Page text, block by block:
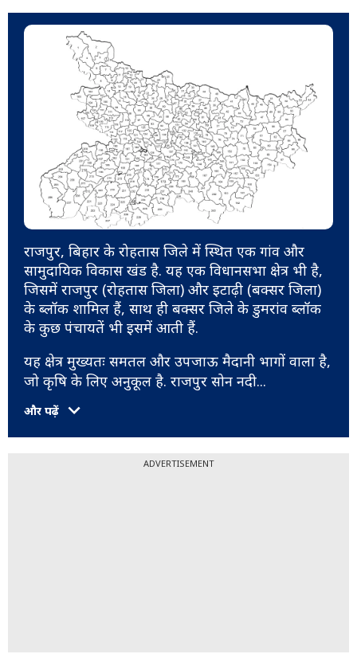
राजपुर, बिहार के रोहतास जिले में स्थित एक गांव और
सामुदायिक विकास खंड है. यह एक विधानसभा क्षेत्र भी है,
जिसमें राजपुर (रोहतास जिला) और इटाढ़ी (बक्सर जिला)
के ब्लॉक शामिल हैं, साथ ही बक्सर जिले के डुमरांव ब्लॉक
के कुछ पंचायतें भी इसमें आती हैं.
यह क्षेत्र मुख्यतः समतल और उपजाऊ मैदानी भागों वाला है,
जो कृषि के लिए अनुकूल है. राजपुर सोन नदी...
और पढ़ें
ADVERTISEMENT